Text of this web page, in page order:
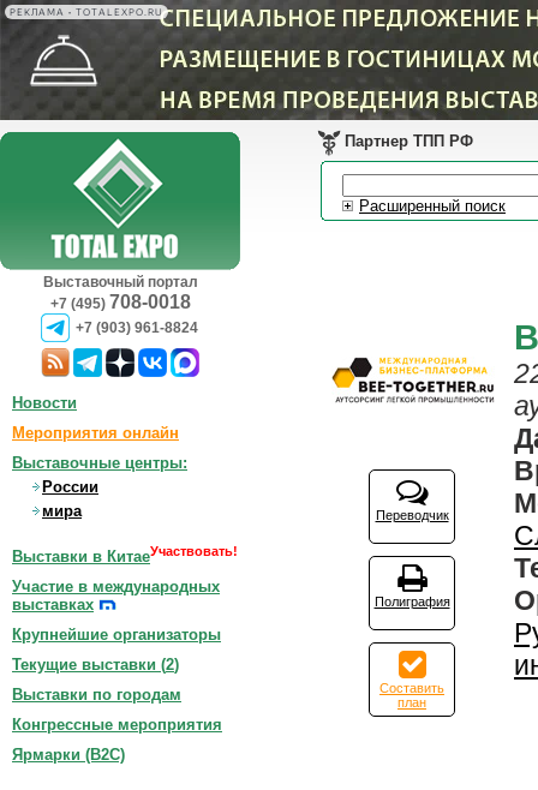
РЕКЛАМА • TOTALEXPO.RU
Выставочный портал
+7 (495) 708-0018
+7 (903) 961-8824
Партнер ТПП РФ
Расширенный поиск
Переводчик
Полиграфия
Составить
план
Новости
Мероприятия онлайн
Выставочные центры:
России
мира
Выставки в КитаеУчаствовать!
Участие в международных
выставках
Крупнейшие организаторы
Текущие выставки (2)
Выставки по городам
Конгрессные мероприятия
Ярмарки (B2C)